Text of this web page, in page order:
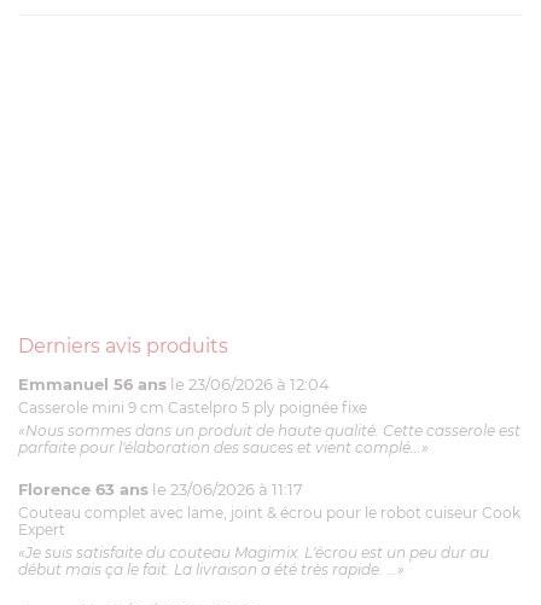
Derniers avis produits
Emmanuel 56 ans le 23/06/2026 à 12:04
Casserole mini 9 cm Castelpro 5 ply poignée fixe
«Nous sommes dans un produit de haute qualité. Cette casserole est
parfaite pour l'élaboration des sauces et vient complé...»
Florence 63 ans le 23/06/2026 à 11:17
Couteau complet avec lame, joint & écrou pour le robot cuiseur Cook
Expert
«Je suis satisfaite du couteau Magimix. L'écrou est un peu dur au
début mais ça le fait. La livraison a été très rapide. ...»